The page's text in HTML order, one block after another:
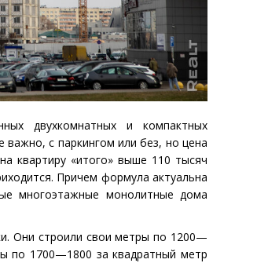
двухкомнатных и компактных
с паркингом или без, но цена
квартиру «итого» выше 110 тысяч
Причем формула актуальна
многоэтажные монолитные дома
Они строили свои метры по 1200—
по 1700—1800 за квадратный метр